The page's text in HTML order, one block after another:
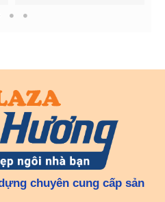
2 3
chuyên cung cấp sản